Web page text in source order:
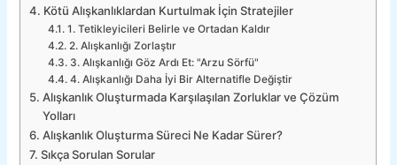
Kötü Alışkanlıklardan Kurtulmak İçin Stratejiler
1. Tetikleyicileri Belirle ve Ortadan Kaldır
2. Alışkanlığı Zorlaştır
3. Alışkanlığı Göz Ardı Et: "Arzu Sörfü"
4. Alışkanlığı Daha İyi Bir Alternatifle Değiştir
Alışkanlık Oluşturmada Karşılaşılan Zorluklar ve Çözüm
Yolları
Alışkanlık Oluşturma Süreci Ne Kadar Sürer?
Sıkça Sorulan Sorular